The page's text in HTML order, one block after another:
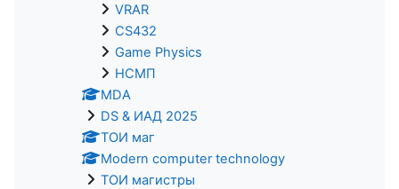
VRAR
CS432
Game Physics
НСМП
MDA
DS & ИАД 2025
ТОИ маг
Modern computer technology
ТОИ магистры